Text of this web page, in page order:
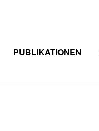
PUBLIKATIONEN